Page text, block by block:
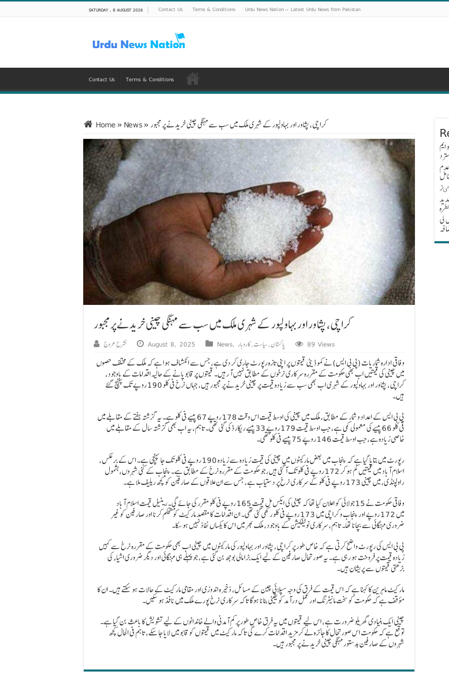
SATURDAY , 8 AUGUST 2026 Contact Us Terms & Conditions Urdu News Nation – Latest Urdu News from Pakistan
Contact Us Terms & Conditions
Home » News»کراچی، پشاور اور بہاولپور کے شہری ملک میں سب سے مہنگی چینی خریدنے پر مجبور
کراچی، پشاور اور بہاولپور کے شہری ملک میں سب سے مہنگی چینی خریدنے پر مجبور
نشرح عروج August 8, 2025 News, پاکستان,سیاست,کاروبار 89 Views
وفاقی ادارہ شماریات (پی بی ایس) نے کموڈیٹی قیمتوں پر اپنی تازہ رپورٹ جاری کر دی ہے، جس سے انکشاف ہوا ہے کہ ملک کے مختلف حصوں
میں چینی کی قیمتیں اب بھی حکومت کے مقررہ سرکاری نرخوں کے مطابق نہیں آ رہیں۔ قیمتوں پر قابو پانے کے حالیہ اقدامات کے باوجود،
کراچی، پشاور اور بہاولپور کے شہری اب بھی سب سے زیادہ قیمت پر چینی خریدنے پر مجبور ہیں، جہاں نرخ فی کلو 190 روپے تک پہنچ گئے
ہیں۔
پی بی ایس کے اعداد و شمار کے مطابق، ملک میں چینی کی اوسط قیمت اس وقت 178 روپے 67 پیسے فی کلو ہے۔ یہ گزشتہ ہفتے کے مقابلے میں
فی کلو 66 پیسے کی معمولی کمی ہے، جب اوسط قیمت 179 روپے 33 پیسے ریکارڈ کی گئی تھی۔ تاہم، یہ اب بھی گزشتہ سال کے مقابلے میں
خاصی زیادہ ہے، جب اوسط قیمت 146 روپے 75 پیسے فی کلو تھی۔
رپورٹ میں بتایا گیا ہے کہ پنجاب میں بعض مارکیٹوں میں چینی کی قیمت زیادہ سے زیادہ 190 روپے فی کلو تک جا پہنچی ہے۔ اس کے برعکس،
اسلام آباد میں قیمتیں کم ہو کر 172 روپے فی کلو تک آ گئی ہیں، جو حکومت کے مقررہ نرخ کے مطابق ہے۔ پنجاب کے کئی شہروں، بشمول
راولپنڈی، میں چینی 173 روپے فی کلو کے سرکاری نرخ پر دستیاب ہے، جس سے ان علاقوں کے صارفین کو کچھ ریلیف ملا ہے۔
وفاقی حکومت نے 15 جولائی کو اعلان کیا تھا کہ چینی کی ایکس مل قیمت 165 روپے فی کلو مقرر کی جائے گی۔ ریٹیل قیمت اسلام آباد
میں 172 روپے اور پنجاب و کراچی میں 173 روپے فی کلو رکھی گئی تھی۔ ان اقدامات کا مقصد مارکیٹ کو مستحکم کرنا اور صارفین کو غیر
ضروری مہنگائی سے بچانا تھا۔ تاہم، سرکاری نوٹیفکیشن کے باوجود، ملک بھر میں اس کا یکساں نفاذ نہیں ہو سکا۔
پی بی ایس کی رپورٹ واضح کرتی ہے کہ خاص طور پر کراچی، پشاور اور بہاولپور کی مارکیٹوں میں چینی اب بھی حکومت کے مقررہ نرخ سے کہیں
زیادہ قیمت پر فروخت ہو رہی ہے۔ یہ صورتحال صارفین کے لیے ایک بڑا مالی بوجھ بن گئی ہے، جو پہلے ہی مہنگائی اور دیگر ضروری اشیاء کی
بڑھتی قیمتوں سے پریشان ہیں۔
مارکیٹ ماہرین کا کہنا ہے کہ اس قیمت کے فرق کی وجہ سپلائی چین کے مسائل، ذخیرہ اندوزی اور مقامی مارکیٹ کے حالات ہو سکتے ہیں۔ ان کا
مؤقف ہے کہ حکومت کو سخت مانیٹرنگ اور عمل درآمد کو یقینی بنانا ہوگا تاکہ سرکاری نرخ پورے ملک میں نافذ ہو سکیں۔
چینی ایک بنیادی گھریلو ضرورت ہے، اس لیے قیمتوں میں یہ فرق خاص طور پر کم آمدنی والے خاندانوں کے لیے تشویش کا باعث بن گیا ہے۔
توقع ہے کہ حکومت اس صورتحال کا جائزہ لے کر مزید اقدامات کرے گی تاکہ مارکیٹ میں قیمتوں کو قابو میں لایا جا سکے، تاہم فی الحال کچھ
شہروں کے صارفین بدستور مہنگی چینی خریدنے پر مجبور ہیں۔
کی